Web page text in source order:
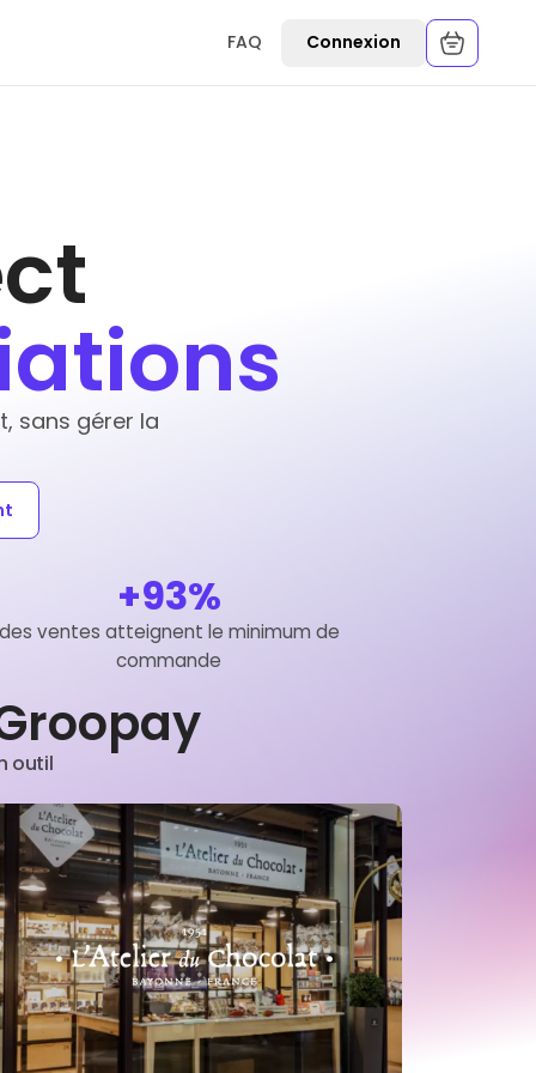
FAQ Connexion
sans gérer la
+93%
des ventes atteignent le minimum de
commande
outil